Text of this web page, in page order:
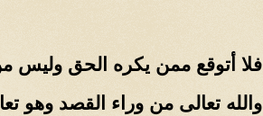
فلا أتوقع ممن يكره الحق
والله تعالى من وراء القصد وهو